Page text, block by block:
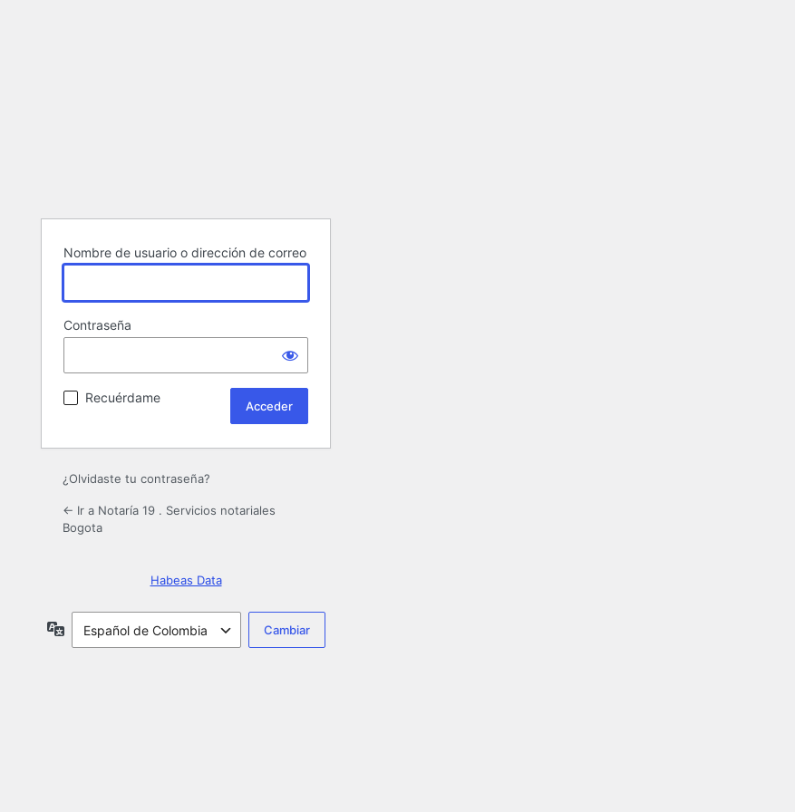
Nombre de usuario o dirección de correo
Contraseña
Recuérdame
¿Olvidaste tu contraseña?
← Ir a Notaría 19 . Servicios notariales
Bogota
Habeas Data
Idioma